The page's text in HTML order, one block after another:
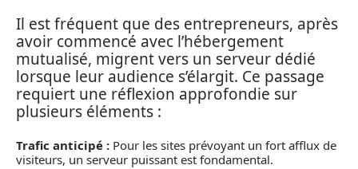
Il est fréquent que des entrepreneurs, après
avoir commencé avec l’hébergement
mutualisé, migrent vers un serveur dédié
lorsque leur audience s’élargit. Ce passage
requiert une réflexion approfondie sur
plusieurs éléments :
Trafic anticipé : Pour les sites prévoyant un fort afflux de
visiteurs, un serveur puissant est fondamental.